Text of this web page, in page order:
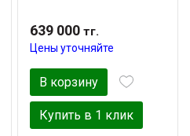
639 000тг.
Цены уточняйте
В корзину
Купить в 1 клик